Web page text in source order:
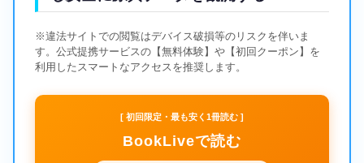
※違法サイトでの閲覧はデバイス破損等のリスクを伴いま
す。公式提携サービスの【無料体験】や【初回クーポン】を
利用したスマートなアクセスを推奨します。
[ 初回限定・最も安く1冊読む ]
BookLiveで読む